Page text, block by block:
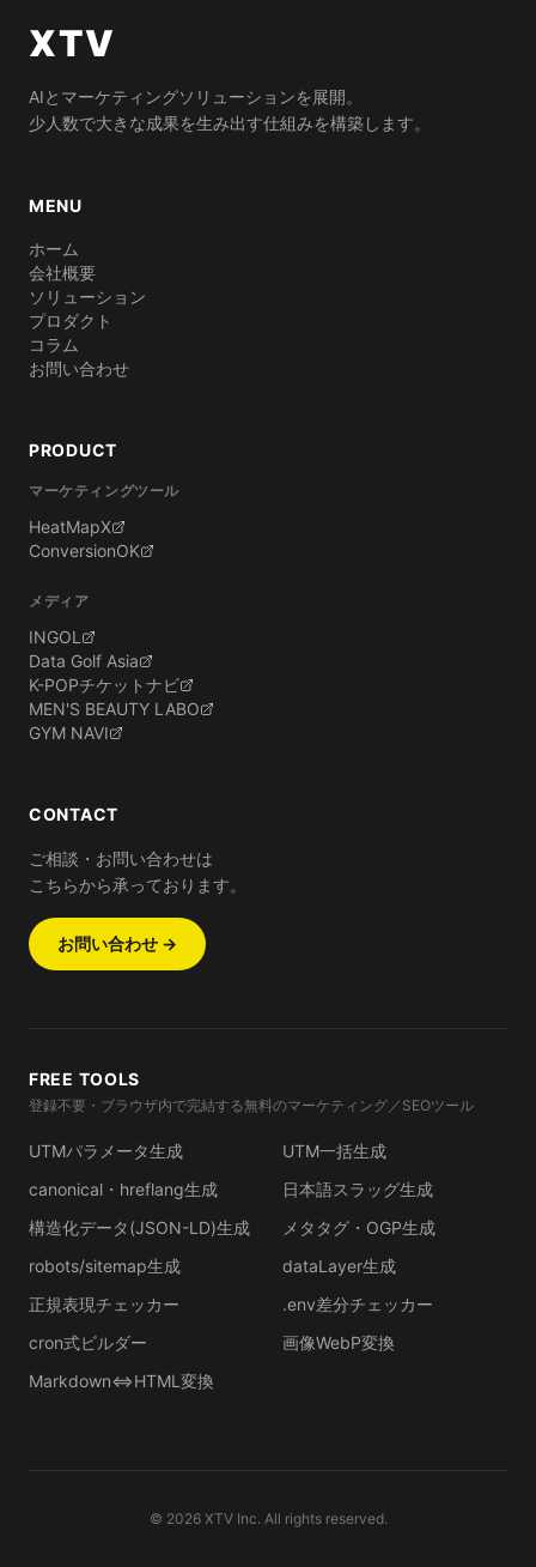
XTV
AIとマーケティングソリューションを展開。
少人数で大きな成果を生み出す仕組みを構築します。
MENU
ホーム
会社概要
ソリューション
プロダクト
コラム
お問い合わせ
PRODUCT
マーケティングツール
HeatMapX
ConversionOK
メディア
INGOL
Data Golf Asia
K-POPチケットナビ
MEN'S BEAUTY LABO
GYM NAVI
CONTACT
ご相談・お問い合わせは
こちらから承っております。
お問い合わせ →
FREE TOOLS
登録不要・ブラウザ内で完結する無料のマーケティング／SEOツール
UTMパラメータ生成
UTM一括生成
canonical・hreflang生成
日本語スラッグ生成
構造化データ(JSON-LD)生成
メタタグ・OGP生成
robots/sitemap生成
dataLayer生成
正規表現チェッカー
.env差分チェッカー
cron式ビルダー
画像WebP変換
Markdown⇔HTML変換
© 2026XTV Inc. All rights reserved.